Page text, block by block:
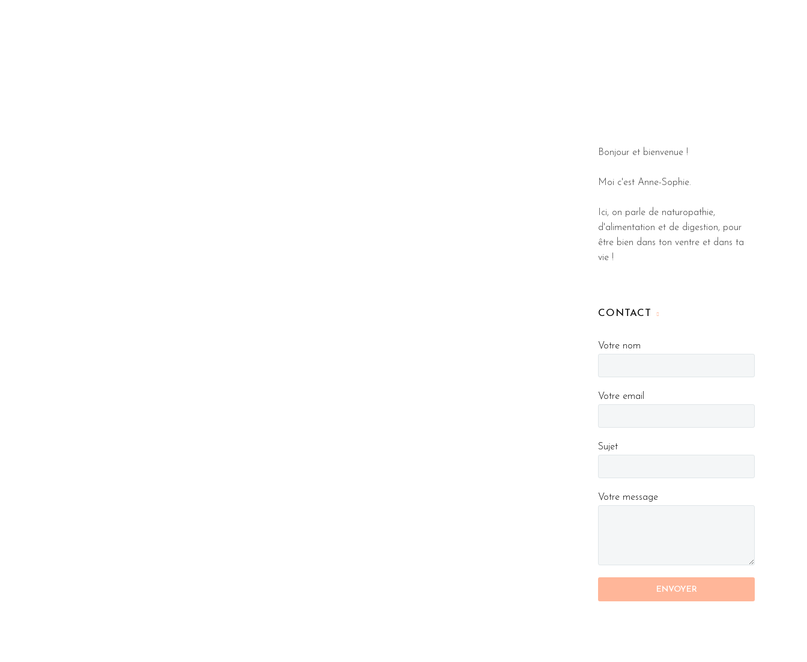
Bonjour et bienvenue !
Moi c'est Anne-Sophie.
Ici, on parle de naturopathie,
d'alimentation et de digestion, pour
être bien dans ton ventre et dans ta
vie !
CONTACT
Votre nom
Votre email
Sujet
Votre message